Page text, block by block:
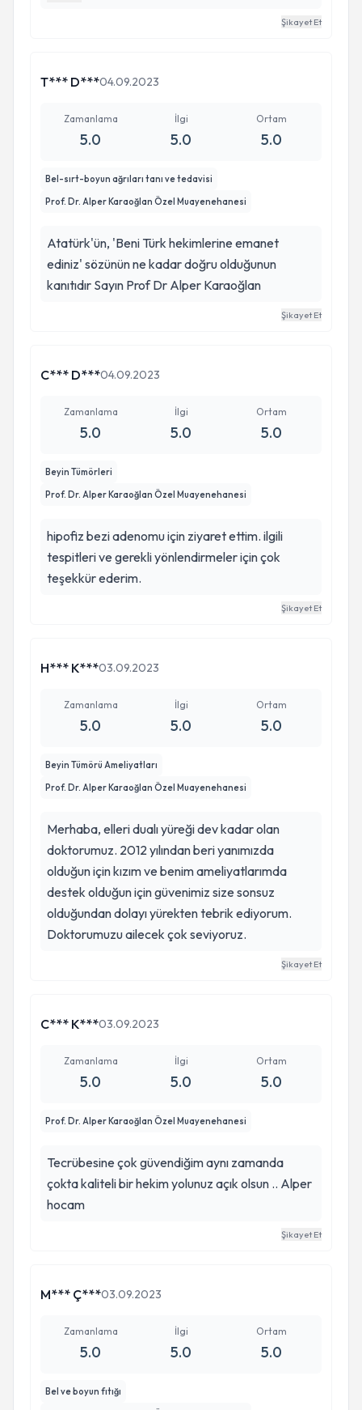
değildim. Tatil günü evde dayanılmaz sancıyla
ulaştım. Asistanından bilgi alacağımı düşünürken,
dinlemesi, bilgi vermesi (henüz hastası olmadığım
halde) vakit ayırmış olması beni çok şaşırtmış ve
gerçekleştirmiştir. Alper hocam, kendi hastası
olsun olmasın danışanlarıyla arasına geçilmez
empati duygusu yüksek, bilgili, araştıran, kıymetli
bir insandır. Sonrasında ablamın rahatsızlığı
sürecinde bize çok emeği geçmiş, hakkı
Şikayet Et
T*** D***04.09.2023
Zamanlama
5.0
İlgi
5.0
Ortam
5.0
Bel-sırt-boyun ağrıları tanı ve tedavisi
Prof. Dr. Alper Karaoğlan Özel Muayenehanesi
Atatürk'ün, 'Beni Türk hekimlerine emanet
ediniz' sözünün ne kadar doğru olduğunun
kanıtıdır Sayın Prof Dr Alper Karaoğlan
Şikayet Et
C*** D***04.09.2023
Zamanlama
5.0
İlgi
5.0
Ortam
5.0
Beyin Tümörleri
Prof. Dr. Alper Karaoğlan Özel Muayenehanesi
hipofiz bezi adenomu için ziyaret ettim. ilgili
tespitleri ve gerekli yönlendirmeler için çok
teşekkür ederim.
Şikayet Et
H*** K***03.09.2023
Zamanlama
5.0
İlgi
5.0
Ortam
5.0
Beyin Tümörü Ameliyatları
Prof. Dr. Alper Karaoğlan Özel Muayenehanesi
Merhaba, elleri dualı yüreği dev kadar olan
doktorumuz. 2012 yılından beri yanımızda
olduğun için kızım ve benim ameliyatlarımda
destek olduğun için güvenimiz size sonsuz
olduğundan dolayı yürekten tebrik ediyorum.
Doktorumuzu ailecek çok seviyoruz.
Şikayet Et
C*** K***03.09.2023
Zamanlama
5.0
İlgi
5.0
Ortam
5.0
Prof. Dr. Alper Karaoğlan Özel Muayenehanesi
Tecrübesine çok güvendiğim aynı zamanda
çokta kaliteli bir hekim yolunuz açık olsun .. Alper
hocam
Şikayet Et
M*** Ç***03.09.2023
Zamanlama
5.0
İlgi
5.0
Ortam
5.0
Bel ve boyun fıtığı